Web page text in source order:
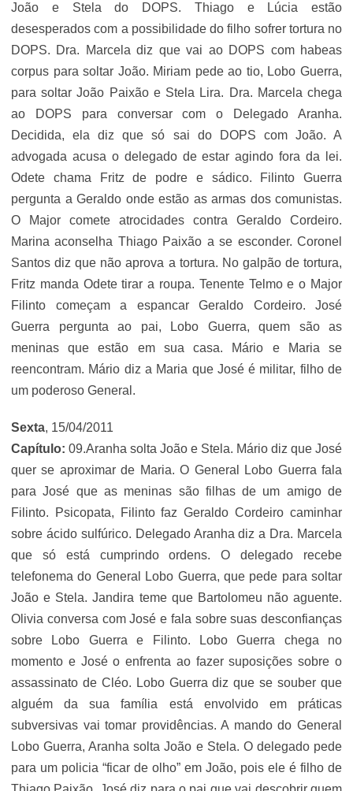
João e Stela do DOPS. Thiago e Lúcia estão
desesperados com a possibilidade do filho sofrer tortura no
DOPS. Dra. Marcela diz que vai ao DOPS com habeas
corpus para soltar João. Miriam pede ao tio, Lobo Guerra,
para soltar João Paixão e Stela Lira. Dra. Marcela chega
ao DOPS para conversar com o Delegado Aranha.
Decidida, ela diz que só sai do DOPS com João. A
advogada acusa o delegado de estar agindo fora da lei.
Odete chama Fritz de podre e sádico. Filinto Guerra
pergunta a Geraldo onde estão as armas dos comunistas.
O Major comete atrocidades contra Geraldo Cordeiro.
Marina aconselha Thiago Paixão a se esconder. Coronel
Santos diz que não aprova a tortura. No galpão de tortura,
Fritz manda Odete tirar a roupa. Tenente Telmo e o Major
Filinto começam a espancar Geraldo Cordeiro. José
Guerra pergunta ao pai, Lobo Guerra, quem são as
meninas que estão em sua casa. Mário e Maria se
reencontram. Mário diz a Maria que José é militar, filho de
um poderoso General.
Sexta, 15/04/2011
Capítulo: 09.Aranha solta João e Stela. Mário diz que José
quer se aproximar de Maria. O General Lobo Guerra fala
para José que as meninas são filhas de um amigo de
Filinto. Psicopata, Filinto faz Geraldo Cordeiro caminhar
sobre ácido sulfúrico. Delegado Aranha diz a Dra. Marcela
que só está cumprindo ordens. O delegado recebe
telefonema do General Lobo Guerra, que pede para soltar
João e Stela. Jandira teme que Bartolomeu não aguente.
Olivia conversa com José e fala sobre suas desconfianças
sobre Lobo Guerra e Filinto. Lobo Guerra chega no
momento e José o enfrenta ao fazer suposições sobre o
assassinato de Cléo. Lobo Guerra diz que se souber que
alguém da sua família está envolvido em práticas
subversivas vai tomar providências. A mando do General
Lobo Guerra, Aranha solta João e Stela. O delegado pede
para um policia “ficar de olho” em João, pois ele é filho de